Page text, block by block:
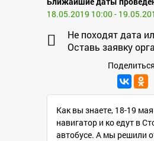
18.05.2019 10:00 -
Не походят дата
Оставь заявку
Как вы знаете, 18-19
навигатор и ко едут в
автобусе. А мы решили